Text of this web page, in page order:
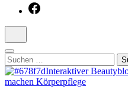
Suchen
nach: